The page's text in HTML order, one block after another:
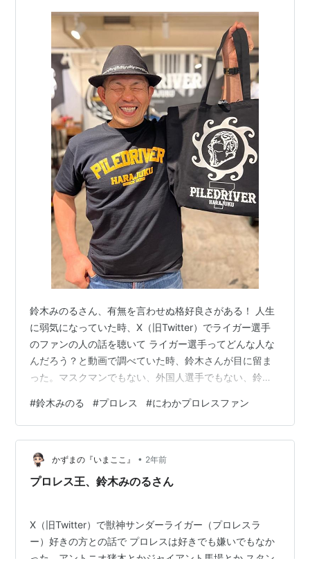
鈴木みのるさん、有無を言わせぬ格好良さがある！ 人生
に弱気になっていた時、X（旧Twitter）でライガー選手
のファンの人の話を聴いて ライガー選手ってどんな人な
んだろう？と動画で調べていた時、鈴木さんが目に留ま
った。マスクマンでもない、外国人選手でもない、鈴木
とコメントを見まくった とにかく見まくった、色んな選
手、色んな試合形式、ルーツ、色んなキャラクターで 世
間でリングでアピールして目立つ！（今でも見てる）
Amazonで書籍も買った これ以外にもほとんど・・・だ
と思う それから色んな選手を見ているけど、結局鈴木み
#鈴木みのる #プロレス #にわかプロレスファン
かずまの『いまここ』 • 2年前
プロレス王、鈴木みのるさん